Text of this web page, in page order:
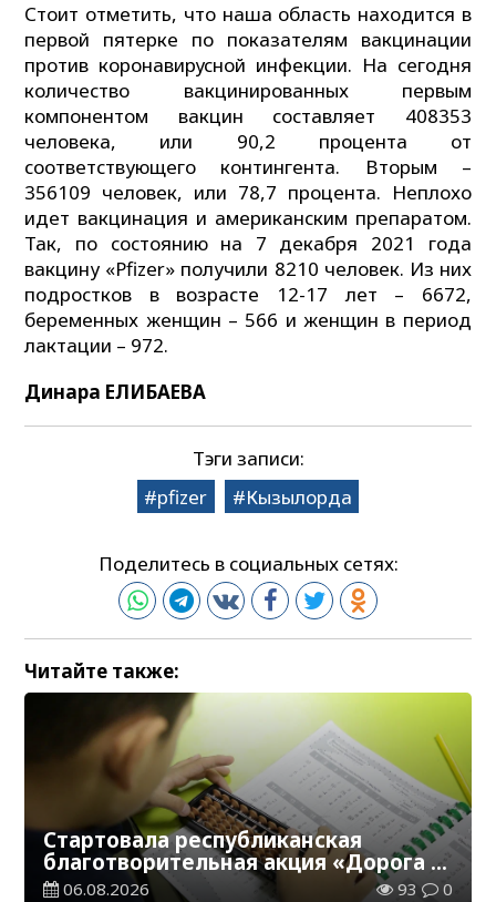
Стоит отметить, что наша область находится в
первой пятерке по показателям вакцинации
против коронавирусной инфекции. На сегодня
количество вакцинированных первым
компонентом вакцин составляет 408353
человека, или 90,2 процента от
соответствующего контингента. Вторым –
356109 человек, или 78,7 процента. Неплохо
идет вакцинация и американским препаратом.
Так, по состоянию на 7 декабря 2021 года
вакцину «Pfizer» получили 8210 человек. Из них
подростков в возрасте 12-17 лет – 6672,
беременных женщин – 566 и женщин в период
лактации – 972.
Динара ЕЛИБАЕВА
Тэги записи:
pfizer
Кызылорда
Поделитесь в социальных сетях:
Читайте также:
Стартовала республиканская
благотворительная акция «Дорога в
школу»
06.08.2026 93 0